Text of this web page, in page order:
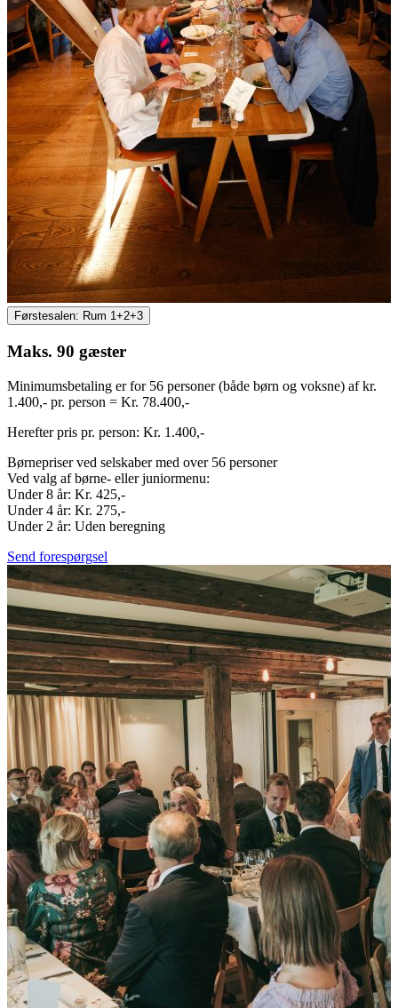
Førstesalen: Rum 1+2+3
Maks. 90 gæster
Minimumsbetaling er for 56 personer (både børn og voksne) af kr.
1.400,- pr. person = Kr. 78.400,-
Herefter pris pr. person: Kr. 1.400,-
Børnepriser ved selskaber med over 56 personer
Ved valg af børne- eller juniormenu:
Under 8 år: Kr. 425,-
Under 4 år: Kr. 275,-
Under 2 år: Uden beregning
Send forespørgsel